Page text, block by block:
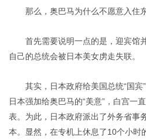
那么，奥巴马为什么不愿意入住
首先需要说明一点的是，迎宾馆
自己的总统会被日本美女虏走失联。
其实，日本政府给美国总统“国
日本强加给奥巴马的“美意”，白宫一
表。为此，日本政府派出了外务省事
本。显然，在专机上休息了10个小时